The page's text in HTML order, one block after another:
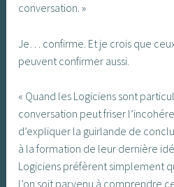
conversation. »
Je… confirme. Et je crois que
peuvent confirmer aussi.
« Quand les Logiciens sont
conversation peut friser
d’expliquer la guirlande de
à la formation de leur dernière
Logiciens préfèrent simplement
l’on soit parvenu à comprendre